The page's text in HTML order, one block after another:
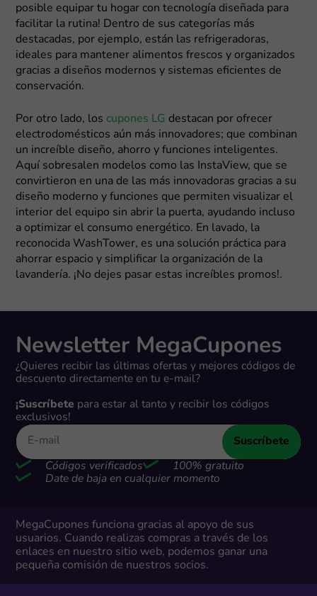
posible equipar tu hogar con tecnología diseñada para
facilitar la rutina! Dentro de sus categorías más
destacadas, por ejemplo, están las refrigeradoras,
ideales para mantener alimentos frescos y organizados
gracias a diseños modernos y sistemas eficientes de
conservación.
Por otro lado, los cupones LG destacan por ofrecer
electrodomésticos aún más innovadores; que combinan
un increíble diseño, ahorro y funciones inteligentes.
Aquí sobresalen modelos como las InstaView, que se
convirtieron en una de las más innovadoras gracias a su
diseño moderno y funciones que permiten visualizar el
interior del equipo sin abrir la puerta, ayudando incluso
a optimizar el consumo energético. En lavado, la
reconocida WashTower, es una solución práctica para
ahorrar espacio y simplificar la organización de la
lavandería. ¡No dejes pasar estas increíbles promos!.
Newsletter MegaCupones
¿Quieres recibir las últimas ofertas y mejores códigos de
descuento directamente en tu e-mail?
¡Suscríbete para estar al tanto y recibir los códigos
exclusivos!
Suscríbete
Códigos verificados
100% gratuito
Date de baja en cualquier momento
MegaCupones funciona gracias al apoyo de sus
usuarios. Cuando realizas compras a través de los
enlaces en nuestro sitio web, podemos ganar una
pequeña comisión de nuestros socios.